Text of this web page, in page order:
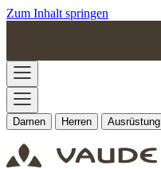
Zum Inhalt springen
Damen Herren Ausrüstung